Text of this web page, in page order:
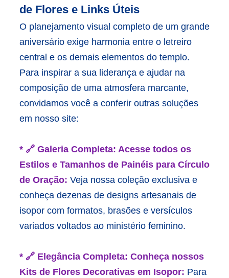
de Flores e Links Úteis
O planejamento visual completo de um grande
aniversário exige harmonia entre o letreiro
central e os demais elementos do templo.
Para inspirar a sua liderança e ajudar na
composição de uma atmosfera marcante,
convidamos você a conferir outras soluções
em nosso site:
* 🔗 Galeria Completa: Acesse todos os
Estilos e Tamanhos de Painéis para Círculo
de Oração: Veja nossa coleção exclusiva e
conheça dezenas de designs artesanais de
isopor com formatos, brasões e versículos
variados voltados ao ministério feminino.
* 🔗 Elegância Completa: Conheça nossos
Kits de Flores Decorativas em Isopor: Para